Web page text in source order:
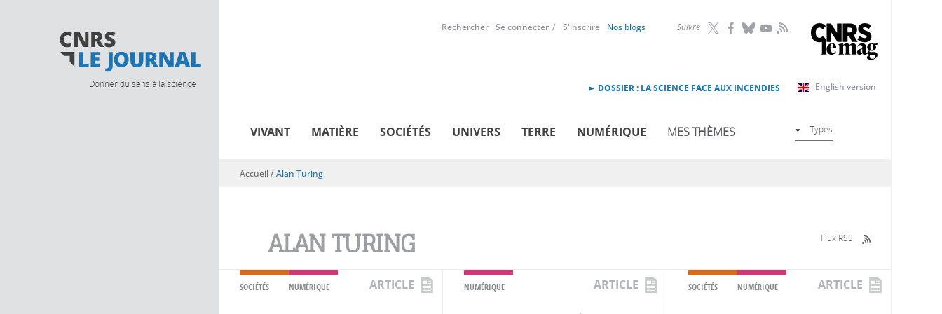
Donner du sens à la science
Suivre RSS
Rechercher Se connecter S'inscrire Nos blogs
English version
► DOSSIER : LA SCIENCE FACE AUX INCENDIES
VIVANT MATIÈRE SOCIÉTÉS UNIVERS TERRE NUMÉRIQUE MES THÈMES Types
Vous êtes ici
Accueil/Alan Turing
ALAN TURING Flux RSS
SOCIÉTÉS NUMÉRIQUE ARTICLE NUMÉRIQUE ARTICLE SOCIÉTÉS NUMÉRIQUE ARTICLE